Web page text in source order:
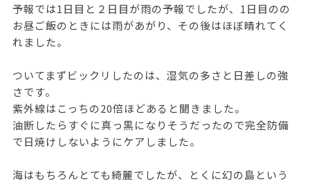
予報では1日目と２日目が雨の予報でしたが、1日目のの
お昼ご飯のときには雨があがり、その後はほぼ晴れてく
れました。
ついてまずビックリしたのは、湿気の多さと日差しの強
さです。
紫外線はこっちの20倍ほどあると聞きました。
油断したらすぐに真っ黒になりそうだったので完全防備
で日焼けしないようにケアしました。
海はもちろんとても綺麗でしたが、とくに幻の島という